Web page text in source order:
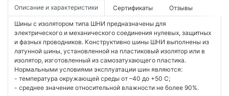
Описание и характеристики Сертификаты Отзывы
Шины с изолятором типа ШНИ предназначены для
электрического и механического соединения нулевых, защитных
и фазных проводников. Конструктивно шины ШНИ выполнены из
латунной шины, установленной на пластиковый изолятор или в
изолятор, изготовленный из самозатухающего пластика.
Нормальными условиями эксплуатации шин являютcя:
- температура окружающей среды от –40 до +50 С;
- среднее значение относительной влажности не более 90%.